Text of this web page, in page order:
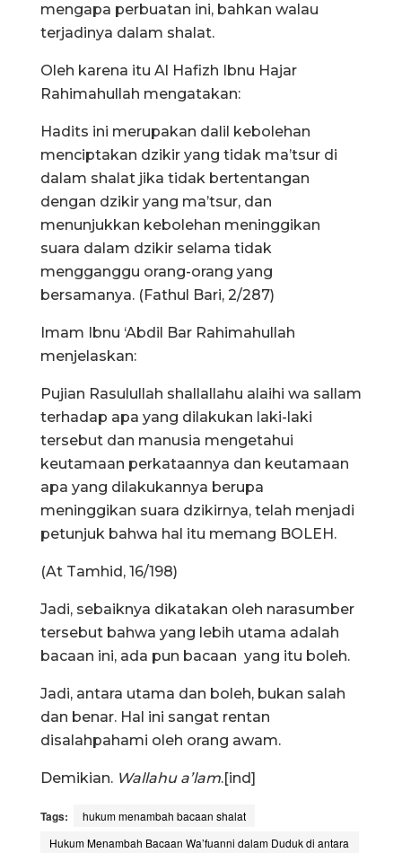
mengapa perbuatan ini, bahkan walau
terjadinya dalam shalat.
Oleh karena itu Al Hafizh Ibnu Hajar
Rahimahullah mengatakan:
Hadits ini merupakan dalil kebolehan
menciptakan dzikir yang tidak ma’tsur di
dalam shalat jika tidak bertentangan
dengan dzikir yang ma’tsur, dan
menunjukkan kebolehan meninggikan
suara dalam dzikir selama tidak
mengganggu orang-orang yang
bersamanya. (Fathul Bari, 2/287)
Imam Ibnu ‘Abdil Bar Rahimahullah
menjelaskan:
Pujian Rasulullah shallallahu alaihi wa sallam
terhadap apa yang dilakukan laki-laki
tersebut dan manusia mengetahui
keutamaan perkataannya dan keutamaan
apa yang dilakukannya berupa
meninggikan suara dzikirnya, telah menjadi
petunjuk bahwa hal itu memang BOLEH.
(At Tamhid, 16/198)
Jadi, sebaiknya dikatakan oleh narasumber
tersebut bahwa yang lebih utama adalah
bacaan ini, ada pun bacaan yang itu boleh.
Jadi, antara utama dan boleh, bukan salah
dan benar. Hal ini sangat rentan
disalahpahami oleh orang awam.
Demikian. Wallahu a’lam.[ind]
Tags:
hukum menambah bacaan shalat
Hukum Menambah Bacaan Wa’fuanni dalam Duduk di antara